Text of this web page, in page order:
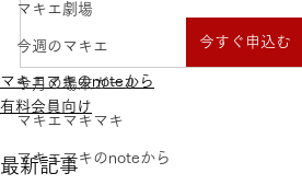
マキエ劇場
今週のマキエ
今月の場末ガール
マキエマキマキ
マキエマキのnoteから
今すぐ申込む
マキエマキのnoteから
有料会員向け
最新記事